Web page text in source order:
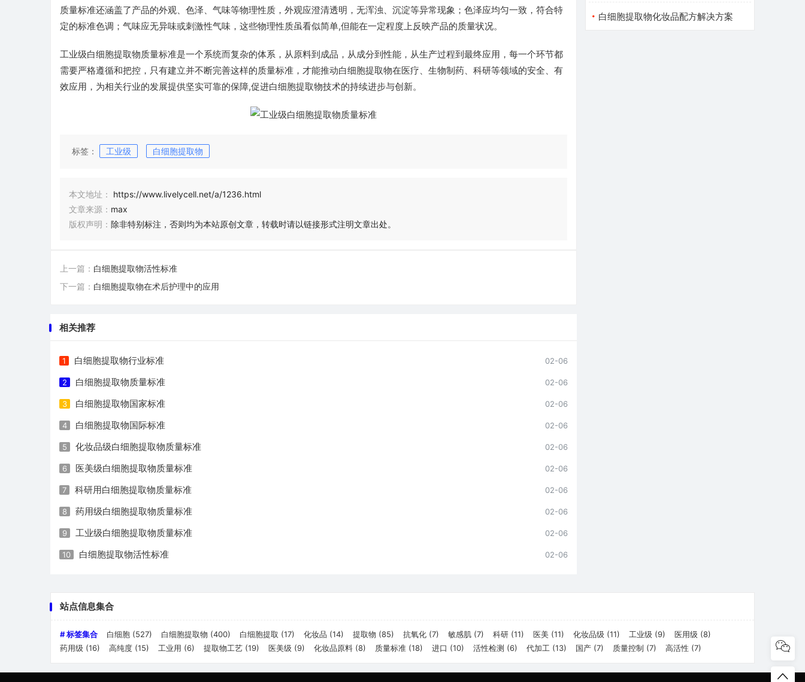
质量标准还涵盖了产品的外观、色泽、气味等物理性质，外观应澄清透明，无浑浊、沉淀等异常现象；色泽应均匀一致，符合特
定的标准色调；气味应无异味或刺激性气味，这些物理性质虽看似简单,但能在一定程度上反映产品的质量状况。
工业级白细胞提取物质量标准是一个系统而复杂的体系，从原料到成品，从成分到性能，从生产过程到最终应用，每一个环节都
需要严格遵循和把控，只有建立并不断完善这样的质量标准，才能推动白细胞提取物在医疗、生物制药、科研等领域的安全、有
效应用，为相关行业的发展提供坚实可靠的保障,促进白细胞提取物技术的持续进步与创新。
标签： 工业级 白细胞提取物
本文地址：
https://www.livelycell.net/a/1236.html
文章来源： max
版权声明： 除非特别标注，否则均为本站原创文章，转载时请以链接形式注明文章出处。
上一篇： 白细胞提取物活性标准
下一篇： 白细胞提取物在术后护理中的应用
相关推荐
02-06
1 白细胞提取物行业标准
02-06
2 白细胞提取物质量标准
02-06
3 白细胞提取物国家标准
02-06
4 白细胞提取物国际标准
02-06
5 化妆品级白细胞提取物质量标准
02-06
6 医美级白细胞提取物质量标准
02-06
7 科研用白细胞提取物质量标准
02-06
8 药用级白细胞提取物质量标准
02-06
9 工业级白细胞提取物质量标准
02-06
10 白细胞提取物活性标准
白细胞提取物化妆品配方解决方案
站点信息集合
# 标签集合 白细胞 (527) 白细胞提取物 (400) 白细胞提取 (17) 化妆品 (14) 提取物 (85) 抗氧化 (7) 敏感肌 (7) 科研 (11) 医美 (11) 化妆品级 (11) 工业级 (9) 医用级 (8)
药用级 (16) 高纯度 (15) 工业用 (6) 提取物工艺 (19) 医美级 (9) 化妆品原料 (8) 质量标准 (18) 进口 (10) 活性检测 (6) 代加工 (13) 国产 (7) 质量控制 (7) 高活性 (7)